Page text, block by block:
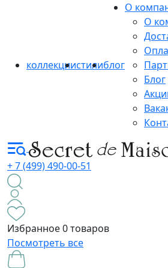
коллекциистилиблог
О
О
Блог
+ 7 (499) 490-00-51
Избранное0 товаров
Посмотреть все